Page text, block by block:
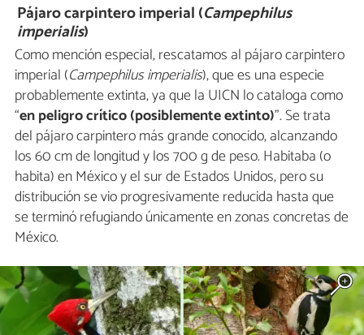
Pájaro carpintero imperial (Campephilus
imperialis)
Como mención especial, rescatamos al pájaro carpintero
imperial (Campephilus imperialis), que es una especie
probablemente extinta, ya que la UICN lo cataloga como
“en peligro crítico (posiblemente extinto)”. Se trata
del pájaro carpintero más grande conocido, alcanzando
los 60 cm de longitud y los 700 g de peso. Habitaba (o
habita) en México y el sur de Estados Unidos, pero su
distribución se vio progresivamente reducida hasta que
se terminó refugiando únicamente en zonas concretas de
México.